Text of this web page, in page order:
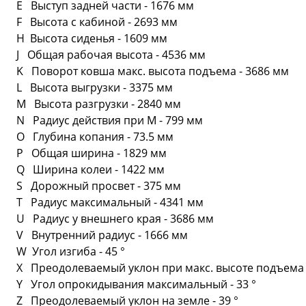
E Выступ задней части - 1676 мм
F Высота с кабиной - 2693 мм
H Высота сиденья - 1609 мм
J Общая рабочая высота - 4536 мм
K Поворот ковша макс. высота подъема - 3686 мм
L Высота выгрузки - 3375 мм
M Высота разгрузки - 2840 мм
N Радиус действия при M - 799 мм
O Глубина копания - 73.5 мм
P Общая ширина - 1829 мм
Q Ширина колеи - 1422 мм
S Дорожный просвет - 375 мм
T Радиус максимальный - 4341 мм
U Радиус у внешнего края - 3686 мм
V Внутренний радиус - 1666 мм
W Угол изгиба - 45 °
X Преодолеваемый уклон при макс. высоте подъема
Y Угол опрокидывания максимальный - 33 °
Z Преодолеваемый уклон на земле - 39 °